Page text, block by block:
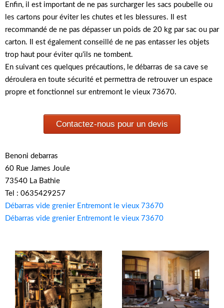
Enfin, il est important de ne pas surcharger les sacs poubelle ou
les cartons pour éviter les chutes et les blessures. Il est
recommandé de ne pas dépasser un poids de 20 kg par sac ou par
carton. Il est également conseillé de ne pas entasser les objets
trop haut pour éviter qu’ils ne tombent.
En suivant ces quelques précautions, le débarras de sa cave se
déroulera en toute sécurité et permettra de retrouver un espace
propre et fonctionnel sur entremont le vieux 73670.
Contactez-nous pour un devis
Benoni debarras
60 Rue James Joule
73540 La Bathie
Tel : 0635429257
Débarras vide grenier Entremont le vieux 73670
Débarras vide grenier Entremont le vieux 73670